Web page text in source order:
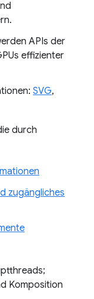
APIs der
effizienter
SVG,
durch
zugängliches
Komposition